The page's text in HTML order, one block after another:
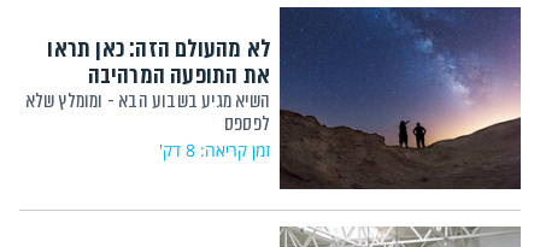
לא מהעולם הזה: כאן תראו
את התופעה המרהיבה
השיא מגיע בשבוע הבא - ומומלץ שלא
לפספס
זמן קריאה: 8 דק'